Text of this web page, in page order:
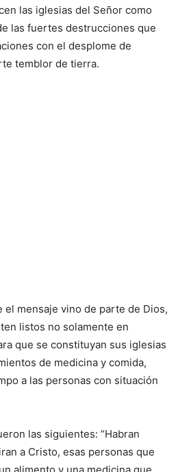
las iglesias del Señor como
las fuertes destrucciones que
con el desplome de
temblor de tierra.
el mensaje vino de parte de Dios,
listos no solamente en
que se constituyan sus iglesias
de medicina y comida,
a las personas con situación
las siguientes: “Habran
a Cristo, esas personas que